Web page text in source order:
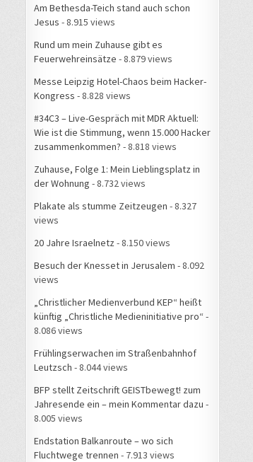
Am Bethesda-Teich stand auch schon
Jesus - 8.915 views
Rund um mein Zuhause gibt es
Feuerwehreinsätze - 8.879 views
Messe Leipzig Hotel-Chaos beim Hacker-
Kongress - 8.828 views
#34C3 – Live-Gespräch mit MDR Aktuell:
Wie ist die Stimmung, wenn 15.000 Hacker
zusammenkommen? - 8.818 views
Zuhause, Folge 1: Mein Lieblingsplatz in
der Wohnung - 8.732 views
Plakate als stumme Zeitzeugen - 8.327
views
20 Jahre Israelnetz - 8.150 views
Besuch der Knesset in Jerusalem - 8.092
views
„Christlicher Medienverbund KEP“ heißt
künftig „Christliche Medieninitiative pro“ -
8.086 views
Frühlingserwachen im Straßenbahnhof
Leutzsch - 8.044 views
BFP stellt Zeitschrift GEISTbewegt! zum
Jahresende ein – mein Kommentar dazu -
8.005 views
Endstation Balkanroute – wo sich
Fluchtwege trennen - 7.913 views